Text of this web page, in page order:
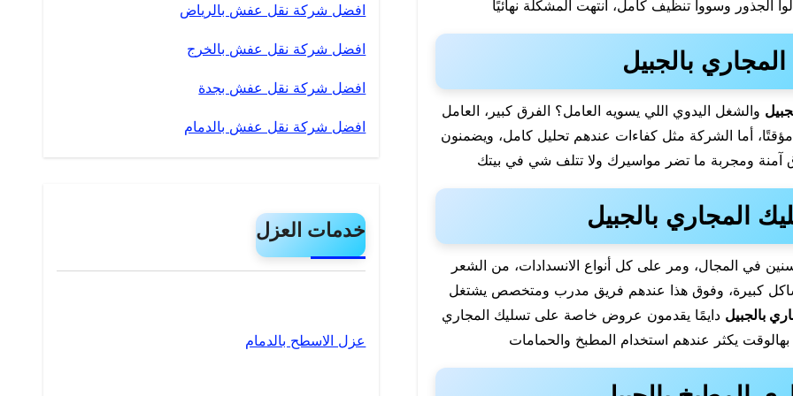
الجذور وسووا تنظيف كامل، انتهت المشكلة نهائيًا
بالجبيل
والشغل اليدوي اللي يسويه العامل؟ الفرق كبير، العامل
أما الشركة مثل كفاءات عندهم تحليل كامل، ويضمنون
آمنة ومجربة ما تضر مواسيرك ولا تتلف شي في بيتك
المجاري بالجبيل
في المجال، ومر على كل أنواع الانسدادات، من الشعر
مشاكل كبيرة، وفوق هذا عندهم فريق مدرب ومتخصص يشتغل
بالجبيل دايمًا يقدمون عروض خاصة على تسليك المجاري
يكثر عندهم استخدام المطبخ والحمامات
افضل شركة نقل عفش بالرياض
افضل شركة نقل عفش بالخرج
افضل شركة نقل عفش بجدة
افضل شركة نقل عفش بالدمام
خدمات العزل
عزل الاسطح بالدمام